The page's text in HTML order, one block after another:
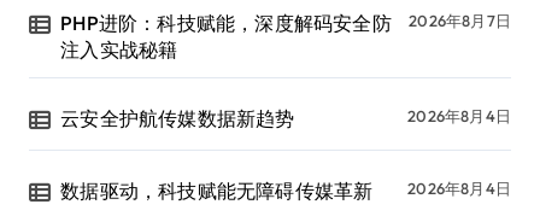
PHP进阶：科技赋能，深度解码安全防
注入实战秘籍
2026年8月7日
云安全护航传媒数据新趋势 2026年8月4日
数据驱动，科技赋能无障碍传媒革新 2026年8月4日